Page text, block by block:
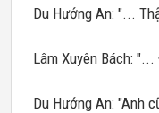
Du Hướng An: "...
Lâm Xuyên Bách:
Du Hướng An: "Anh